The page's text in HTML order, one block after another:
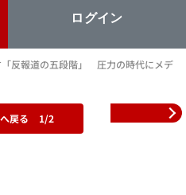
ログイン
反報道の五段階」 圧力の時代にメデ
戻る 1/2